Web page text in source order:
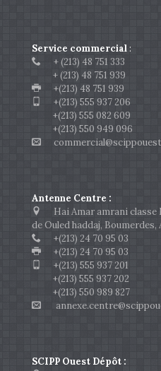
Service commercial:
+ (213) 48 751 333
+ (213) 48 751 939
+(213) 48 751 939
+(213) 555 937 206
+(213) 555 082 609
+(213) 550 949 096
Antenne Centre :
Hai Amar amrani classe
de Ouled haddaj, Boumerdes,
+(213) 24 70 95 03
+(213) 24 70 95 03
+(213) 555 937 201
+(213) 555 937 202
+(213) 550 989 827
SCIPP Ouest Dépôt :